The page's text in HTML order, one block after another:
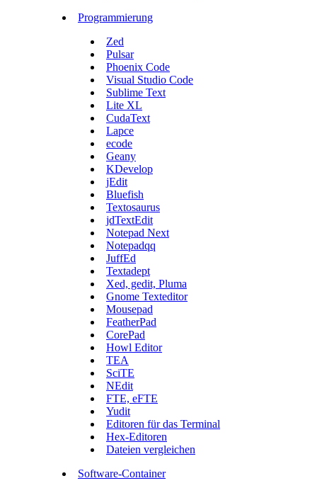
Programmierung
Zed
Pulsar
Phoenix Code
Visual Studio Code
Sublime Text
Lite XL
CudaText
Lapce
ecode
Geany
KDevelop
jEdit
Bluefish
Textosaurus
jdTextEdit
Notepad Next
Notepadqq
JuffEd
Textadept
Xed, gedit, Pluma
Gnome Texteditor
Mousepad
FeatherPad
CorePad
Howl Editor
TEA
SciTE
NEdit
FTE, eFTE
Yudit
Editoren für das Terminal
Hex-Editoren
Dateien vergleichen
Software-Container